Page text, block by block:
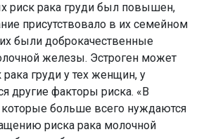
риск рака груди был повышен,
присутствовало в их семейном
были доброкачественные
железы. Эстроген может
груди у тех женщин, у
другие факторы риска. «В
больше всего нуждаются
риска рака молочной